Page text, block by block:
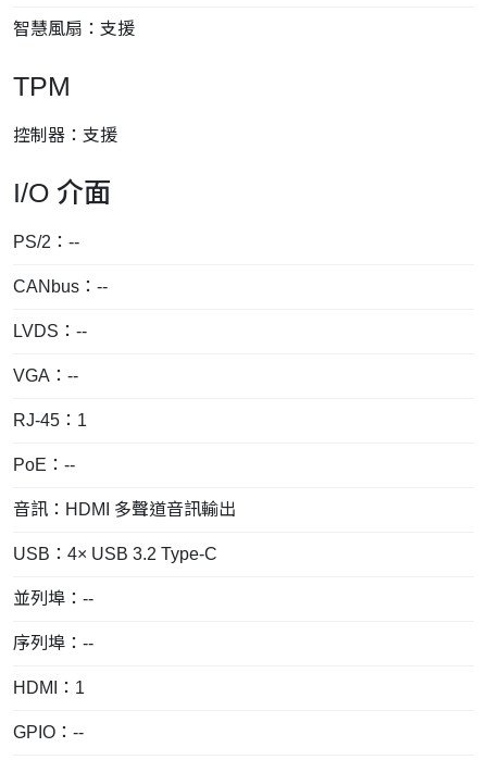
智慧風扇：支援
TPM
控制器：支援
I/O 介面
PS/2：--
CANbus：--
LVDS：--
VGA：--
RJ-45：1
PoE：--
音訊：HDMI 多聲道音訊輸出
USB：4× USB 3.2 Type-C
並列埠：--
序列埠：--
HDMI：1
GPIO：--